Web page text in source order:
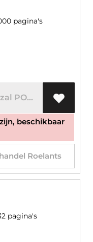
pagina's
zijn
beschikbaar
Roelants
pagina's